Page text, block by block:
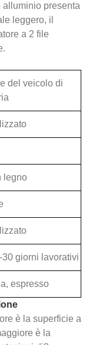
alluminio presenta
leggero, il
a 2 file
del veicolo di
legno
30 giorni lavorativi
espresso
è la superficie a
è la